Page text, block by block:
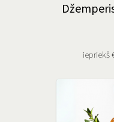
iepriekš